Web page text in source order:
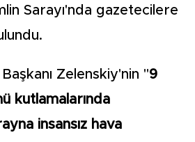
Sarayı'nda gazetecilere
Zelenskiy'nin "9
kutlamalarında
insansız hava